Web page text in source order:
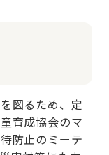
図るため、定
育成協会のマ
防止のミーテ